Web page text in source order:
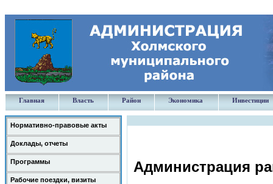
Главная Власть Район Экономика Инвестиции
Нормативно-правовые акты
Доклады, отчеты
Программы
Рабочие поездки, визиты
Администрация